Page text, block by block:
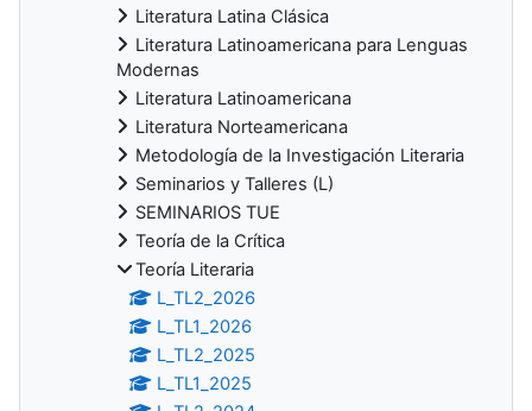
Literatura Latina Clásica
Literatura Latinoamericana para Lenguas
Modernas
Literatura Latinoamericana
Literatura Norteamericana
Metodología de la Investigación Literaria
Seminarios y Talleres (L)
SEMINARIOS TUE
Teoría de la Crítica
Teoría Literaria
L_TL2_2026
L_TL1_2026
L_TL2_2025
L_TL1_2025